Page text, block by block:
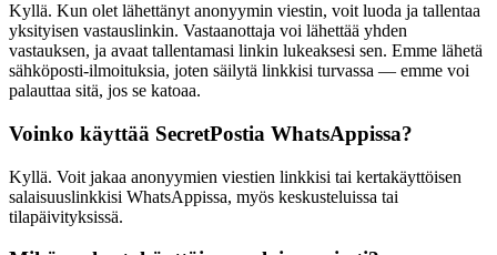
Kyllä. Kun olet lähettänyt anonyymin viestin, voit luoda ja tallentaa
yksityisen vastauslinkin. Vastaanottaja voi lähettää yhden
vastauksen, ja avaat tallentamasi linkin lukeaksesi sen. Emme lähetä
sähköposti-ilmoituksia, joten säilytä linkkisi turvassa — emme voi
palauttaa sitä, jos se katoaa.
Voinko käyttää SecretPostia WhatsAppissa?
Kyllä. Voit jakaa anonyymien viestien linkkisi tai kertakäyttöisen
salaisuuslinkkisi WhatsAppissa, myös keskusteluissa tai
tilapäivityksissä.